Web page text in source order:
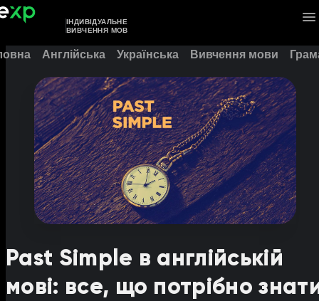
ІНДИВІДУАЛЬНЕ
ВИВЧЕННЯ МОВ
Англійська Українська Вивчення мови
Past Simple в англійській
мові: все, що потрібно